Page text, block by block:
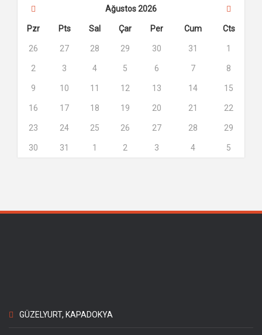
Ağustos 2026
Pzr Pts Sal Çar Per Cum Cts
26 27 28 29 30 31 1
2 3 4 5 6 7 8
9 10 11 12 13 14 15
16 17 18 19 20 21 22
23 24 25 26 27 28 29
30 31 1 2 3 4 5
GÜZELYURT, KAPADOKYA